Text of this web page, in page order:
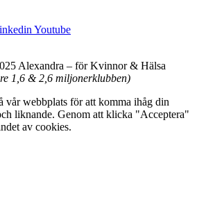
Youtube
Alexandra – för Kvinnor & Hälsa
1,6 & 2,6 miljonerklubben)
vår webbplats för att komma ihåg din
liknande. Genom att klicka "Acceptera"
av cookies.